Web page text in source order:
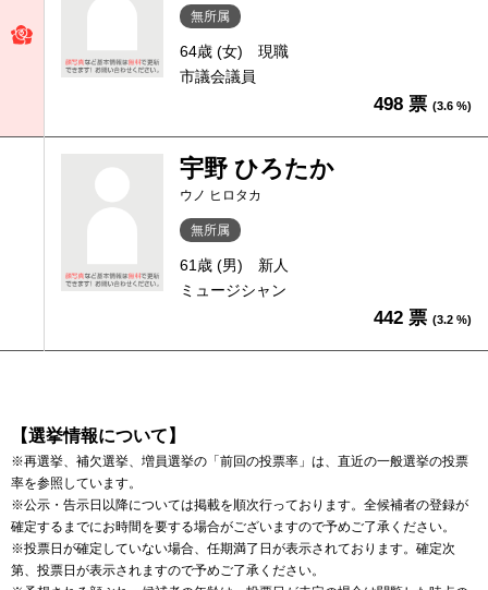
無所属
64歳 (女)
現職
市議会議員
498 票 (3.6 %)
宇野 ひろたか
ウノ ヒロタカ
無所属
61歳 (男)
新人
ミュージシャン
442 票 (3.2 %)
【選挙情報について】
※再選挙、補欠選挙、増員選挙の「前回の投票率」は、直近の一般選挙の投票
率を参照しています。
※公示・告示日以降については掲載を順次行っております。全候補者の登録が
確定するまでにお時間を要する場合がございますので予めご了承ください。
※投票日が確定していない場合、任期満了日が表示されております。確定次
第、投票日が表示されますので予めご了承ください。